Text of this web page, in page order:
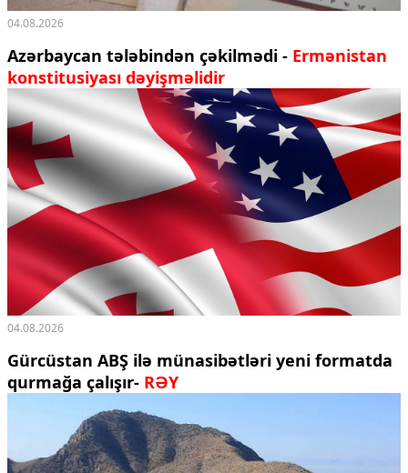
04.08.2026
Azərbaycan tələbindən çəkilmədi - Ermənistan
konstitusiyası dəyişməlidir
04.08.2026
Gürcüstan ABŞ ilə münasibətləri yeni formatda
qurmağa çalışır- RƏY